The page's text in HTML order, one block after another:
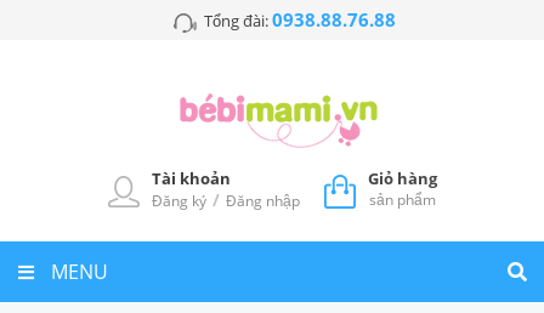
Tổng đài:0938.88.76.88
Tài khoản
Đăng ký / Đăng nhập
Giỏ hàng
sản phẩm
MENU